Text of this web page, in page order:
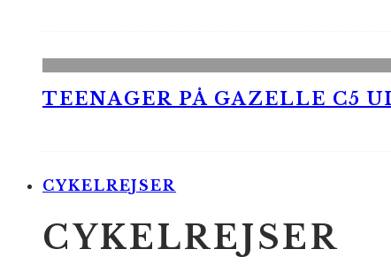
TEENAGER PÅ GAZELLE C5
CYKELREJSER
CYKELREJSER